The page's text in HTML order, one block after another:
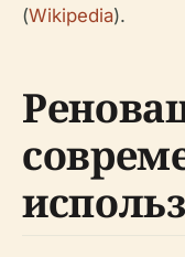
(Wikipedia).